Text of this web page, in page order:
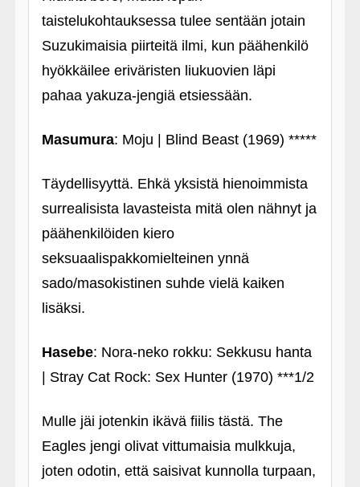
taistelukohtauksessa tulee sentään jotain
Suzukimaisia piirteitä ilmi, kun päähenkilö
hyökkäilee eriväristen liukuovien läpi
pahaa yakuza-jengiä etsiessään.
Masumura: Moju | Blind Beast (1969) *****
Täydellisyyttä. Ehkä yksistä hienoimmista
surrealisista lavasteista mitä olen nähnyt ja
päähenkilöiden kiero
seksuaalispakkomielteinen ynnä
sado/masokistinen suhde vielä kaiken
lisäksi.
Hasebe: Nora-neko rokku: Sekkusu hanta
| Stray Cat Rock: Sex Hunter (1970) ***1/2
Mulle jäi jotenkin ikävä fiilis tästä. The
Eagles jengi olivat vittumaisia mulkkuja,
joten odotin, että saisivat kunnolla turpaan,